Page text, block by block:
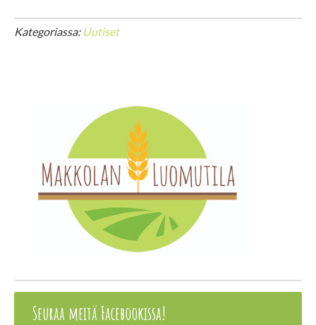
Kategoriassa: Uutiset
Seuraa meitä Facebookissa!